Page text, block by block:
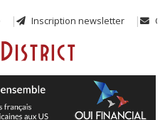
Inscription newsletter